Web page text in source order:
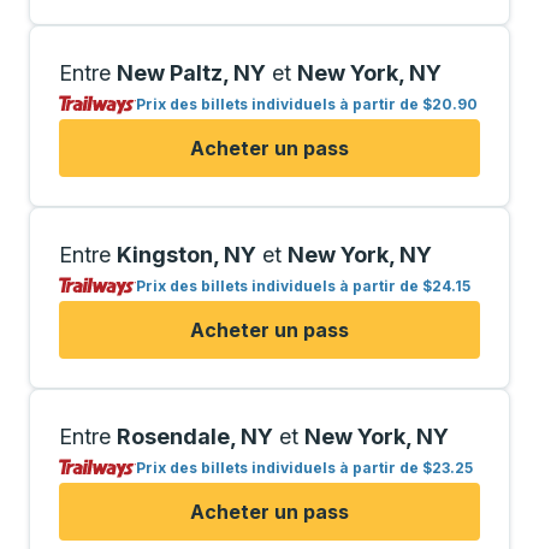
Entre New Paltz, NY et New York, NY
Prix des billets individuels à partir de $20.90
Acheter un pass
Entre Kingston, NY et New York, NY
Prix des billets individuels à partir de $24.15
Acheter un pass
Entre Rosendale, NY et New York, NY
Prix des billets individuels à partir de $23.25
Acheter un pass